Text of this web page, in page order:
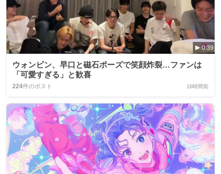
0:39
ウォンビン、早口と磁石ポーズで笑顔炸裂…ファンは
「可愛すぎる」と歓喜
224件のポスト 16時間前